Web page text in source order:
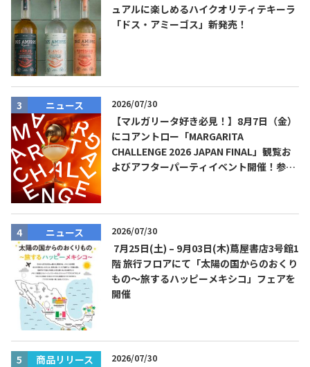
ュアルに楽しめるハイクオリティテキーラ
「ドス・アミーゴス」新発売！
ニュース 2026/07/30
【マルガリータ好き必見！】8月7日（金）
にコアントロー「MARGARITA
CHALLENGE 2026 JAPAN FINAL」観覧お
よびアフターパーティイベント開催！参加
ニュース 2026/07/30
7月25日(土) – 9月03日(木)蔦屋書店3号館1
階 旅行フロアにて「太陽の国からのおくり
もの～旅するハッピーメキシコ」フェアを
開催
商品リリース 2026/07/30